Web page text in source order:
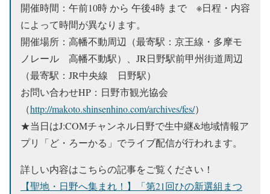
開催時間：午前10時 から 午後4時 まで ※日程・内容
によって時間が異なります。
開催場所：高幡不動周辺（最寄駅：京王線・多摩モ
ノレール 高幡不動駅）、JR日野駅前甲州街道周辺
（最寄駅：JR中央線 日野駅）
お問い合わせHP：日野市観光協会
（http://makoto.shinsenhino.com/archives/fes/）
★当日はJ:COMチャンネル日野で生中継&地域情報ア
プリ「ど・ろーかる」でライブ配信が行われます。
詳しい内容はこちらの記事をご覧ください！
【聖地・日野へ集まれ！】「第21回ひの新選組まつ